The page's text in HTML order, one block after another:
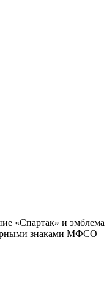
«Спартак» и эмблема
знаками МФСО